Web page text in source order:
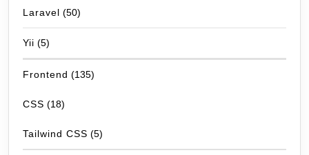
Laravel (50)
Yii (5)
Frontend (135)
CSS (18)
Tailwind CSS (5)